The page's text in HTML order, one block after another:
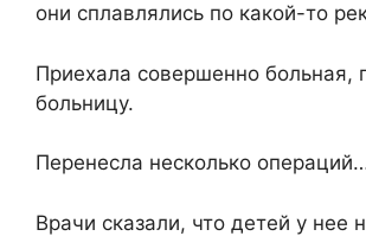
они сплавлялись по какой-то
Приехала совершенно больная,
больницу.
Перенесла несколько
Врачи сказали, что детей у нее